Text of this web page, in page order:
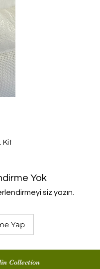
Kit
Yok
siz yazın.
Yap
Collection